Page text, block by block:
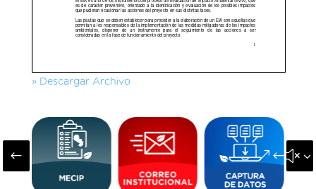
» Descargar Archivo
#